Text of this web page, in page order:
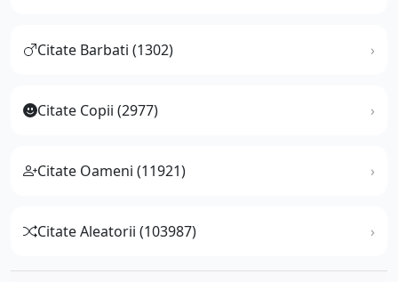
Citate Barbati (1302)
Citate Copii (2977)
Citate Oameni (11921)
Citate Aleatorii (103987)